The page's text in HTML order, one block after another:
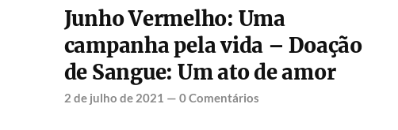
Junho Vermelho: Uma
campanha pela vida – Doação
de Sangue: Um ato de amor
2 de julho de 2021 — 0 Comentários